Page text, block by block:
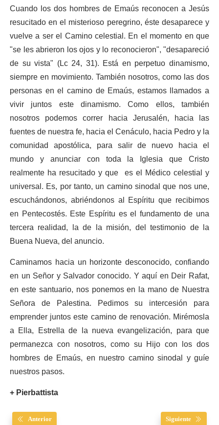
Cuando los dos hombres de Emaús reconocen a Jesús
resucitado en el misterioso peregrino, éste desaparece y
vuelve a ser el Camino celestial. En el momento en que
"se les abrieron los ojos y lo reconocieron", "desapareció
de su vista" (Lc 24, 31). Está en perpetuo dinamismo,
siempre en movimiento. También nosotros, como las dos
personas en el camino de Emaús, estamos llamados a
vivir juntos este dinamismo. Como ellos, también
nosotros podemos correr hacia Jerusalén, hacia las
fuentes de nuestra fe, hacia el Cenáculo, hacia Pedro y la
comunidad apostólica, para salir de nuevo hacia el
mundo y anunciar con toda la Iglesia que Cristo
realmente ha resucitado y que es el Médico celestial y
universal. Es, por tanto, un camino sinodal que nos une,
escuchándonos, abriéndonos al Espíritu que recibimos
en Pentecostés. Este Espíritu es el fundamento de una
tercera realidad, la de la misión, del testimonio de la
Buena Nueva, del anuncio.
Caminamos hacia un horizonte desconocido, confiando
en un Señor y Salvador conocido. Y aquí en Deir Rafat,
en este santuario, nos ponemos en la mano de Nuestra
Señora de Palestina. Pedimos su intercesión para
emprender juntos este camino de renovación. Mirémosla
a Ella, Estrella de la nueva evangelización, para que
permanezca con nosotros, como su Hijo con los dos
hombres de Emaús, en nuestro camino sinodal y guíe
nuestros pasos.
+ Pierbattista
Anterior Siguiente